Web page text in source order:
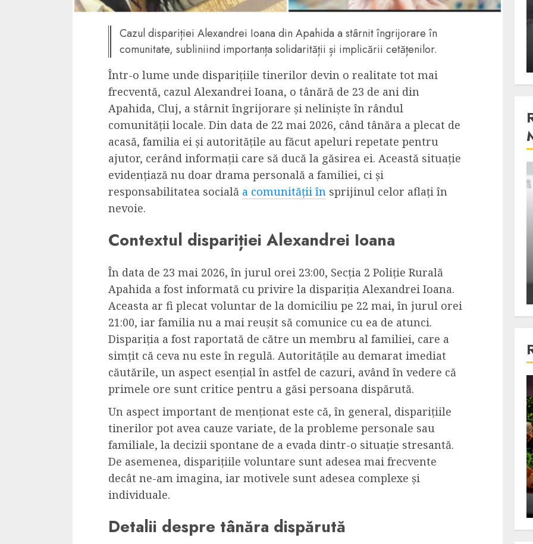
Cazul dispariției Alexandrei Ioana din Apahida a stârnit îngrijorare în
comunitate, subliniind importanța solidarității și implicării cetățenilor.
Într-o lume unde disparițiile tinerilor devin o realitate tot mai
frecventă, cazul Alexandrei Ioana, o tânără de 23 de ani din
Apahida, Cluj, a stârnit îngrijorare și neliniște în rândul
comunității locale. Din data de 22 mai 2026, când tânăra a plecat de
acasă, familia ei și autoritățile au făcut apeluri repetate pentru
ajutor, cerând informații care să ducă la găsirea ei. Această situație
evidențiază nu doar drama personală a familiei, ci și
responsabilitatea socială a comunității în sprijinul celor aflați în
nevoie.
Contextul dispariției Alexandrei Ioana
În data de 23 mai 2026, în jurul orei 23:00, Secția 2 Poliție Rurală
Apahida a fost informată cu privire la dispariția Alexandrei Ioana.
Aceasta ar fi plecat voluntar de la domiciliu pe 22 mai, în jurul orei
21:00, iar familia nu a mai reușit să comunice cu ea de atunci.
Dispariția a fost raportată de către un membru al familiei, care a
simțit că ceva nu este în regulă. Autoritățile au demarat imediat
căutările, un aspect esențial în astfel de cazuri, având în vedere că
primele ore sunt critice pentru a găsi persoana dispărută.
Un aspect important de menționat este că, în general, disparițiile
tinerilor pot avea cauze variate, de la probleme personale sau
familiale, la decizii spontane de a evada dintr-o situație stresantă.
De asemenea, disparițiile voluntare sunt adesea mai frecvente
decât ne-am imagina, iar motivele sunt adesea complexe și
individuale.
Detalii despre tânăra dispărută
Razboiul din Gaza, scanteia
fatala pentru Orientul
Mijlociu?
NOVEMBER 1, 2023
Lumina ar putea contribui
si ea la evaporarea apei in
natura
3 min read
Din fotoliu
film ca un joc care te
cadre
ALEXANDRU S. MAY 17, 2023
4 min read
reusit sa se ridice la
publicului si criticilor
ALEXANDRU S. DECEMBER 6, 2023
4 min read
Bucatar de ocazie
Cele mai delicioase retete
cu piept de curcan
4 min read
Bucatar de ocazie
3 retete delicioase in care
carnea de rata e vedeta
incontestabila